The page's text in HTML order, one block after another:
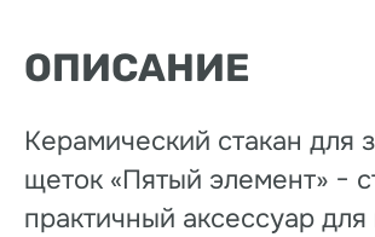
ОПИСАНИЕ
Керамический стакан для
щеток «Пятый элемент» −
практичный аксессуар